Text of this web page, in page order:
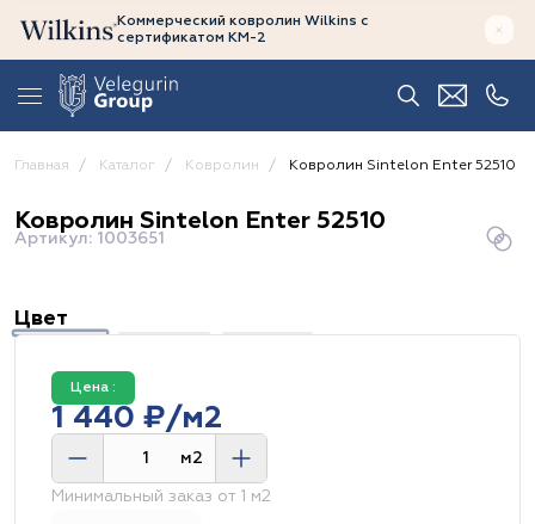
Коммерческий ковролин Wilkins с
сертификатом КМ-2
Главная Каталог Ковролин Ковролин Sintelon Enter 52510
Ковролин Sintelon Enter 52510
Артикул: 1003651
Цвет
Цена :
1 440 ₽/м2
м2
Минимальный заказ от 1 м2